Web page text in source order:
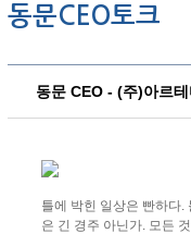
교과과정
동문CEO토크
동문 CEO - (주)아르
틀에 박힌 일상은 빤하다.
은 긴 경주 아닌가. 모든